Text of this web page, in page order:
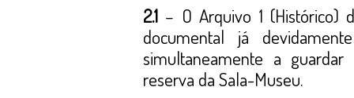
2.1 – O Arquivo 1 (Histórico)
documental já
simultaneamente a
reserva da Sala-Museu.